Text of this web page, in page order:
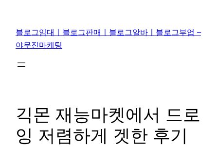
블로그임대ㅣ블로그판매ㅣ블로그알바ㅣ블로그부업 –
야무진마케팅
긱몬 재능마켓에서 드로
잉 저렴하게 겟한 후기